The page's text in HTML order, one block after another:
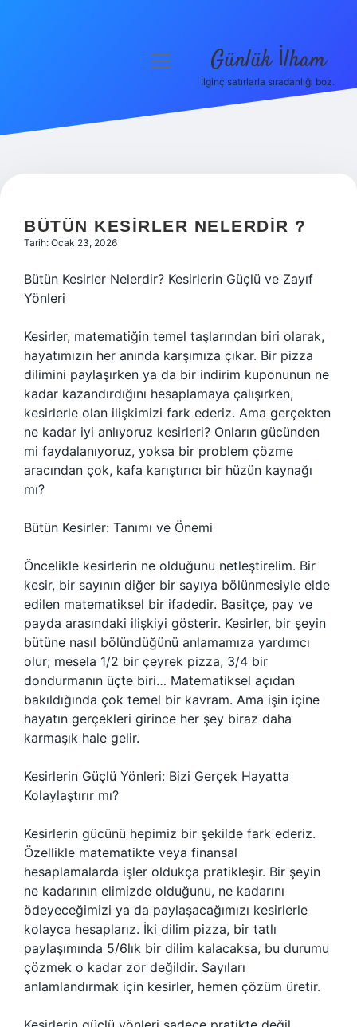
Hakkımızda
menüyü
Günlük İlham
İlginç satırlarla sıradanlığı boz.
BÜTÜN KESIRLER NELERDIR ?
Tarih: Ocak 23, 2026
Bütün Kesirler Nelerdir? Kesirlerin Güçlü ve Zayıf
Yönleri
Kesirler, matematiğin temel taşlarından biri olarak,
hayatımızın her anında karşımıza çıkar. Bir pizza
dilimini paylaşırken ya da bir indirim kuponunun ne
kadar kazandırdığını hesaplamaya çalışırken,
kesirlerle olan ilişkimizi fark ederiz. Ama gerçekten
ne kadar iyi anlıyoruz kesirleri? Onların gücünden
mi faydalanıyoruz, yoksa bir problem çözme
aracından çok, kafa karıştırıcı bir hüzün kaynağı
mı?
Bütün Kesirler: Tanımı ve Önemi
Öncelikle kesirlerin ne olduğunu netleştirelim. Bir
kesir, bir sayının diğer bir sayıya bölünmesiyle elde
edilen matematiksel bir ifadedir. Basitçe, pay ve
payda arasındaki ilişkiyi gösterir. Kesirler, bir şeyin
bütüne nasıl bölündüğünü anlamamıza yardımcı
olur; mesela 1/2 bir çeyrek pizza, 3/4 bir
dondurmanın üçte biri… Matematiksel açıdan
bakıldığında çok temel bir kavram. Ama işin içine
hayatın gerçekleri girince her şey biraz daha
karmaşık hale gelir.
Kesirlerin Güçlü Yönleri: Bizi Gerçek Hayatta
Kolaylaştırır mı?
Kesirlerin gücünü hepimiz bir şekilde fark ederiz.
Özellikle matematikte veya finansal
hesaplamalarda işler oldukça pratikleşir. Bir şeyin
ne kadarının elimizde olduğunu, ne kadarını
ödeyeceğimizi ya da paylaşacağımızı kesirlerle
kolayca hesaplarız. İki dilim pizza, bir tatlı
paylaşımında 5/6lık bir dilim kalacaksa, bu durumu
çözmek o kadar zor değildir. Sayıları
anlamlandırmak için kesirler, hemen çözüm üretir.